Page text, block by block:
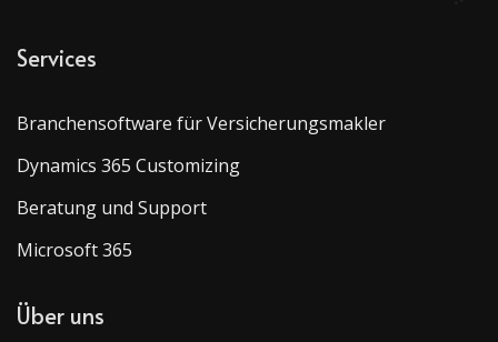
Services
Branchensoftware für Versicherungsmakler
Dynamics 365 Customizing
Beratung und Support
Microsoft 365
Über uns